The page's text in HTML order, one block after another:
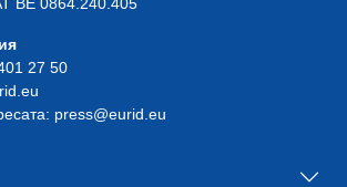
27 50
press@eurid.eu